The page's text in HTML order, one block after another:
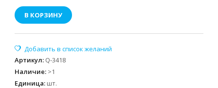
В КОРЗИНУ
Артикул: Q-3418
Наличие: >1
Единица: шт.